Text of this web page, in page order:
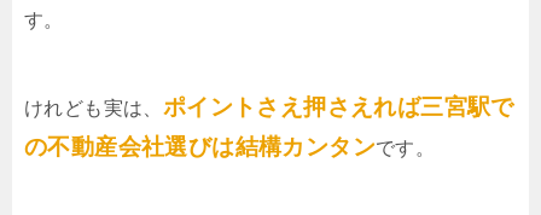
す。
けれども実は、 ポイントさえ押さえれば三宮駅で
の不動産会社選びは結構カンタンです。